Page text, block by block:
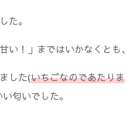
た。
い！」まではいかなくとも、
した(いちごなのであたりま
匂いでした。